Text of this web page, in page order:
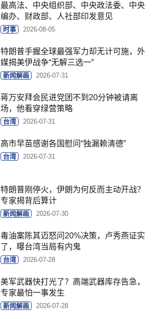
最高法、中央组织部、中央政法委、中央
编办、财政部、人社部印发意见
时事 2026-08-05
特朗普手握全球最强军力却无计可施，外
媒揭美伊战争“无解三选一”
新闻解画 2026-07-31
蒋万安拜会民进党团不到20分钟被请离
场，他看穿绿营策略
台湾 2026-07-31
高市早苗感谢各国慰问“独漏赖清德”
台湾 2026-07-31
特朗普刚停火，伊朗为何反而主动开战？
专家揭背后算计
新闻解画 2026-07-30
毒油案陈其迈怒问20%决策，卢秀燕证实
了，曝台湾当局有内鬼
台湾 2026-07-28
美军武器快打光了？高端武器库存告急，
专家最怕一事发生
新闻解画 2026-07-28